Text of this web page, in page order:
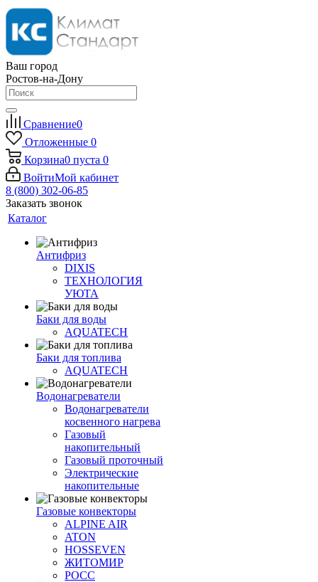
Ваш город
Ростов-на-Дону
Сравнение0
Отложенные 0
Корзина0 пуста 0
ВойтиМой кабинет
8 (800) 302-06-85
Заказать звонок
Каталог
Антифриз
DIXIS
ТЕХНОЛОГИЯ
УЮТА
Баки для воды
AQUATECH
Баки для топлива
AQUATECH
Водонагреватели
Водонагреватели
косвенного нагрева
Газовый
накопительный
Газовый проточный
Электрические
накопительные
Газовые конвекторы
ALPINE AIR
ATON
HOSSEVEN
ЖИТОМИР
РОСС